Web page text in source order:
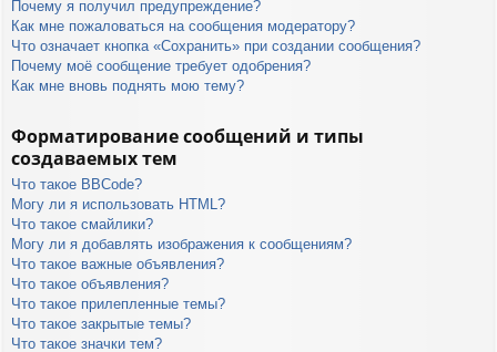
Почему я получил предупреждение?
Как мне пожаловаться на сообщения модератору?
Что означает кнопка «Сохранить» при создании сообщения?
Почему моё сообщение требует одобрения?
Как мне вновь поднять мою тему?
Форматирование сообщений и типы
создаваемых тем
Что такое BBCode?
Могу ли я использовать HTML?
Что такое смайлики?
Могу ли я добавлять изображения к сообщениям?
Что такое важные объявления?
Что такое объявления?
Что такое прилепленные темы?
Что такое закрытые темы?
Что такое значки тем?